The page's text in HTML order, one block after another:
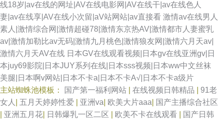
线18岁|av在线的网址|AV在线电影网|AV在线干|av在线色人
妻|av在线享|AV在线小次留|aV站网站|av直接看 激情av在线男人
素人|激情综合网|激情超碰78|激情东京热AV|激情都市人妻蜜乳
av|激情加勒比av无码|激情九月桃色|激情狼友网|激情六月天av|
激情六月天AV在线 日本GV在线观看视频|日本gv在线亚洲gv|日
本juy69影院|日本JUY系列在线|日本sss视频|日本ww中文丝袜
美腿|日本啊v网站|日本不卡a|日本不卡A√|日本不卡a级片
主站蜘蛛池模板：
国产第一福利网站 在线视频日韩精品
91老
女人
五月天婷婷性爱 亚洲va 欧美大片aaa
国产主播综合社区
亚洲五月花 日韩爆乳一区二区 欧美不卡在线观看
国产日韩